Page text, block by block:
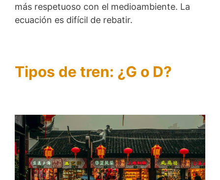
más respetuoso con el medioambiente. La
ecuación es difícil de rebatir.
Tipos de tren: ¿G o D?